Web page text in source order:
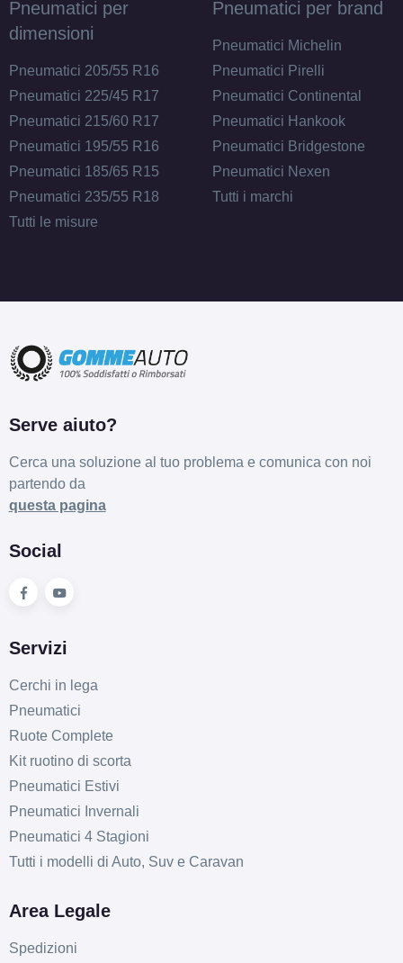
Pneumatici per
dimensioni
Pneumatici 205/55 R16
Pneumatici 225/45 R17
Pneumatici 215/60 R17
Pneumatici 195/55 R16
Pneumatici 185/65 R15
Pneumatici 235/55 R18
Tutti le misure
Pneumatici per brand
Pneumatici Michelin
Pneumatici Pirelli
Pneumatici Continental
Pneumatici Hankook
Pneumatici Bridgestone
Pneumatici Nexen
Tutti i marchi
Serve aiuto?
Cerca una soluzione al tuo problema e comunica con noi
partendo da
questa pagina
Social
Servizi
Cerchi in lega
Pneumatici
Ruote Complete
Kit ruotino di scorta
Pneumatici Estivi
Pneumatici Invernali
Pneumatici 4 Stagioni
Tutti i modelli di Auto, Suv e Caravan
Area Legale
Spedizioni